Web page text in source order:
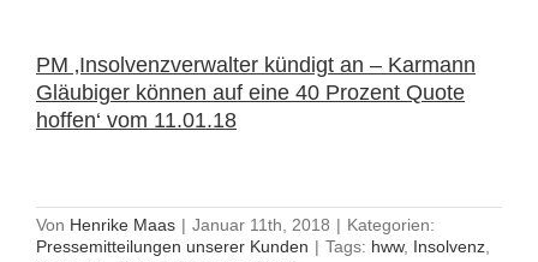
PM ‚Insolvenzverwalter kündigt an – Karmann
Gläubiger können auf eine 40 Prozent Quote
hoffen‘ vom 11.01.18
Von Henrike Maas | Januar 11th, 2018 | Kategorien:
Pressemitteilungen unserer Kunden | Tags: hww, Insolvenz,